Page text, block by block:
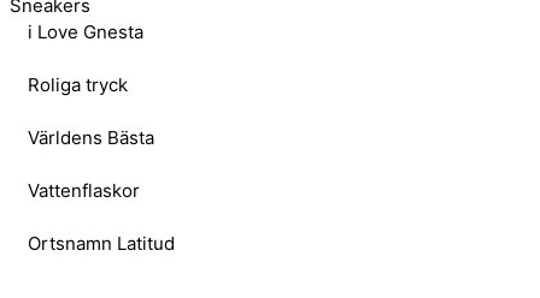
Sneakers
i Love Gnesta
Roliga tryck
Världens Bästa
Vattenflaskor
Ortsnamn Latitud